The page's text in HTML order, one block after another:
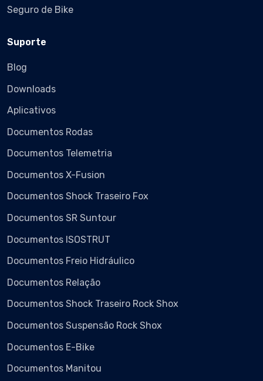
Seguro de Bike
Suporte
Blog
Downloads
Aplicativos
Documentos Rodas
Documentos Telemetria
Documentos X-Fusion
Documentos Shock Traseiro Fox
Documentos SR Suntour
Documentos ISOSTRUT
Documentos Freio Hidráulico
Documentos Relação
Documentos Shock Traseiro Rock Shox
Documentos Suspensão Rock Shox
Documentos E-Bike
Documentos Manitou